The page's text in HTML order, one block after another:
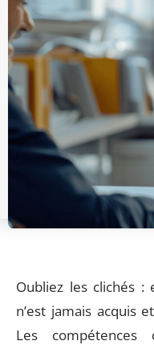
Oubliez les clichés :
n’est jamais acquis
Les